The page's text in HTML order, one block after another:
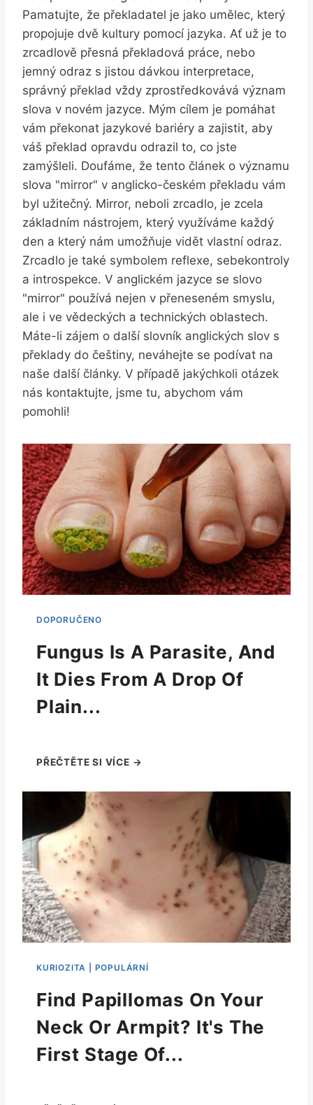
Pamatujte, že překladatel je‌ jako‌ umělec,⁢ který
propojuje dvě ⁢kultury pomocí ‍jazyka. ⁣Ať ⁢už je to
zrcadlově ‍přesná ‍překladová práce, ‌nebo
jemný odraz ‌s jistou dávkou interpretace,
‌správný⁢ překlad vždy zprostředkovává ​význam
slova v novém‌ jazyce. ‌Mým cílem je pomáhat
⁢vám překonat jazykové bariéry‍ a zajistit, aby‌
váš překlad opravdu odrazil to, ‍co jste
zamýšleli. Doufáme, že⁣ tento článek o významu
slova "mirror" v ​anglicko-českém překladu ⁣vám
byl užitečný. Mirror,⁢ neboli zrcadlo, je ‌zcela
základním nástrojem, který​ využíváme každý
den ⁣a který nám ‌umožňuje vidět vlastní ⁣odraz.
Zrcadlo je také⁢ symbolem reflexe, sebekontroly‍
a ⁢introspekce. V ‍anglickém​ jazyce se ⁤slovo
"mirror" používá nejen ​v přeneseném smyslu,
ale ‌i ve vědeckých a technických ‌oblastech.
Máte-li zájem o další slovník ⁤anglických ‌slov s
překlady do češtiny, neváhejte se podívat na
⁤naše další články.⁤ V případě ⁤jakýchkoli ​otázek
⁤nás kontaktujte, jsme tu, abychom vám​
pomohli!
Fungus Is A Parasite, And
It Dies From A Drop Of
Plain...
Find Papillomas On Your
Neck Or Armpit? It's The
First Stage Of...